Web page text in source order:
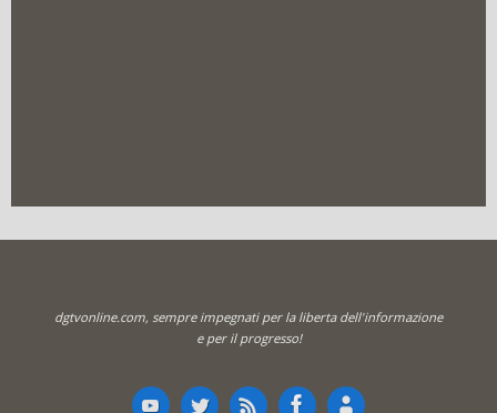
dgtvonline.com, sempre impegnati per la liberta dell'informazione
e per il progresso!